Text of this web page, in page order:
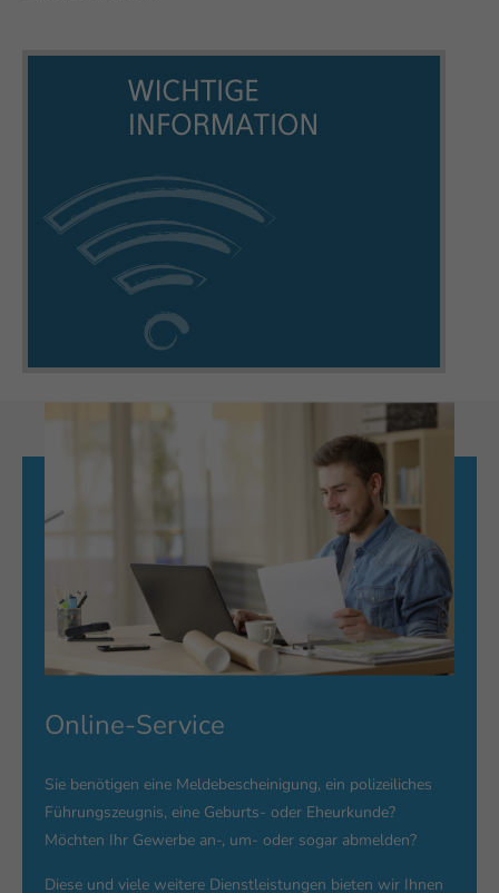
Online-Service
Sie benötigen eine Meldebescheinigung, ein polizeiliches
Führungszeugnis, eine Geburts- oder Eheurkunde?
Möchten Ihr Gewerbe an-, um- oder sogar abmelden?
Diese und viele weitere Dienstleistungen bieten wir Ihnen